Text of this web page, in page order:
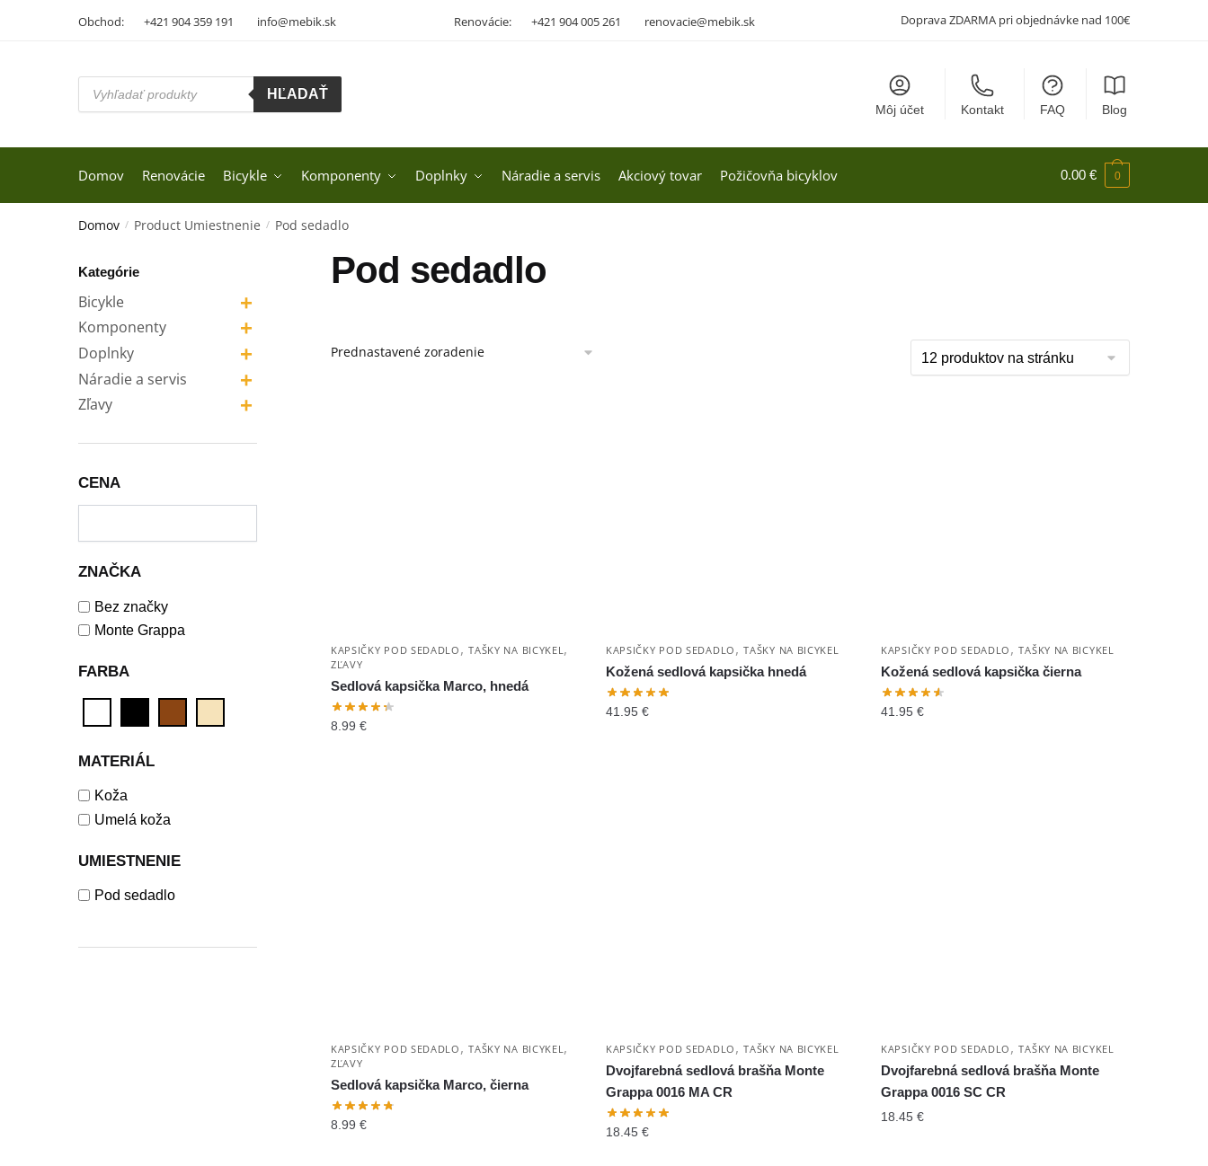
Obchod: +421 904 359 191 info@mebik.sk Renovácie: +421 904 005 261 renovacie@mebik.sk Doprava ZDARMA pri objednávke nad 100€
Products
search
HĽADAŤ
Môj účet Kontakt FAQ Blog
Domov Renovácie Bicykle Komponenty Doplnky Náradie a servis Akciový tovar Požičovňa bicyklov 0.00 € 0
Domov / Product Umiestnenie / Pod sedadlo
Pod sedadlo
KAPSIČKY POD SEDADLO ,TAŠKY NA BICYKEL,
ZĽAVY
Sedlová kapsička Marco, hnedá
8.99 €
KAPSIČKY POD SEDADLO ,TAŠKY NA BICYKEL
Kožená sedlová kapsička hnedá
41.95 €
KAPSIČKY POD SEDADLO ,TAŠKY NA BICYKEL
Kožená sedlová kapsička čierna
41.95€
KAPSIČKY POD SEDADLO ,TAŠKY NA BICYKEL ,
ZĽAVY
Sedlová kapsička Marco, čierna
8.99 €
KAPSIČKY POD SEDADLO ,TAŠKY NA BICYKEL
Dvojfarebná sedlová brašňa Monte
Grappa 0016 MA CR
18.45 €
KAPSIČKY POD SEDADLO ,TAŠKY NA BICYKEL
Dvojfarebná sedlová brašňa Monte
Grappa 0016 SC CR
18.45€
Kategórie
+
Bicykle
+
Komponenty
+
Doplnky
+
Náradie a servis
+
Zľavy
CENA
ZNAČKA
Bez značky
Monte Grappa
FARBA
MATERIÁL
Koža
Umelá koža
UMIESTNENIE
Pod sedadlo